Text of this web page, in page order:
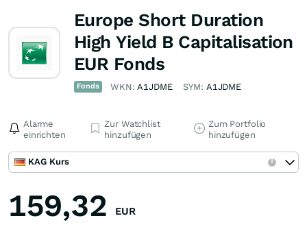
Europe Short Duration
High Yield B Capitalisation
EUR Fonds
Fonds WKN:A1JDME SYM: A1JDME
Alarme
einrichten
Zur Watchlist
hinzufügen
Zum Portfolio
hinzufügen
KAG Kurs
159,32 EUR